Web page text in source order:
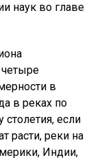
наук во главе
в
в реках по
столетия, если
расти, реки на
Индии,